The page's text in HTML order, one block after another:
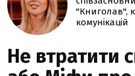
"Книголав",
комунікацій
Не втратити